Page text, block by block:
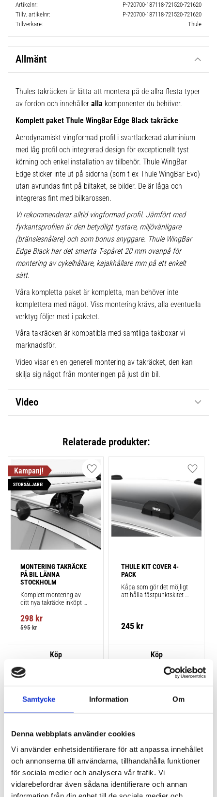
Samtycke Information Om
Denna webbplats använder cookies
Vi använder enhetsidentifierare för att anpassa innehållet
och annonserna till användarna, tillhandahålla funktioner
för sociala medier och analysera vår trafik. Vi
vidarebefordrar även sådana identifierare och annan
Artikelnr
P-720700-187118-721520-721620
Tillv. artikelnr
P-720700-187118-721520-721620
Tillverkare
Thule
Allmänt
Thules takräcken är lätta att montera på de allra flesta typer
av fordon och innehåller alla komponenter du behöver.
Komplett paket Thule WingBar Edge Black takräcke
Aerodynamiskt vingformad profil i svartlackerad aluminium
med låg profil och integrerad design för exceptionellt tyst
körning och enkel installation av tillbehör. Thule WingBar
Edge sticker inte ut på sidorna (som t ex Thule WingBar Evo)
utan avrundas fint på biltaket, se bilder. De är låga och
integreras fint med bilkarossen.
Vi rekommenderar alltid vingformad profil. Jämfört med
fyrkantsprofilen är den betydligt tystare, miljövänligare
(bränslesnålare) och som bonus snyggare. Thule WingBar
Edge Black har det smarta T-spåret 20 mm ovanpå för
montering av cykelhållare, kajakhållare mm på ett enkelt
sätt.
Våra kompletta paket är kompletta, man behöver inte
komplettera med något. Viss montering krävs, alla eventuella
verktyg följer med i paketet.
Våra takräcken är kompatibla med samtliga takboxar vi
marknadsför.
Video visar en en generell montering av takräcket, den kan
skilja sig något från monteringen på just din bil.
Video
Relaterade produkter:
MONTERING TAKRÄCKE
PÅ BIL LÄNNA
STOCKHOLM
Komplett montering av
ditt nya takräcke inköpt
montering på din bil.
298 kr
595kr
STORSÄLJARE!
Lägg till i favoriter
THULE KIT COVER 4-
PACK
Kåpa som gör det möjligt
att hålla fästpunktskitet
245 kr
Lägg
Storsäljande cykelhållare
STORSÄLJARE!
POPULÄRAST!
Lägg till i favoriter
Storsäljande
VÅR FAVORIT!
Lägg